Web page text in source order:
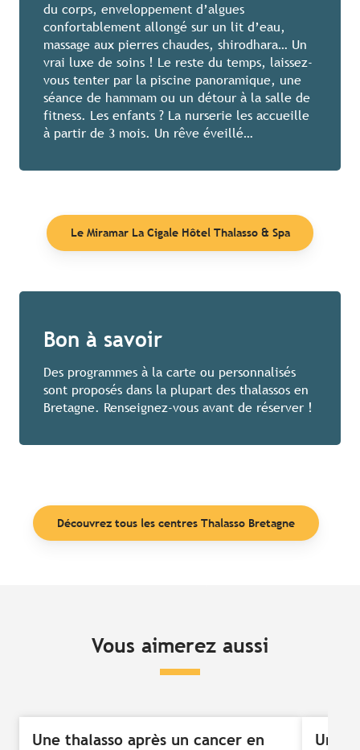
du corps, enveloppement d’algues
confortablement allongé sur un lit d’eau,
massage aux pierres chaudes, shirodhara… Un
vrai luxe de soins ! Le reste du temps, laissez-
vous tenter par la piscine panoramique, une
séance de hammam ou un détour à la salle de
fitness. Les enfants ? La nurserie les accueille
à partir de 3 mois. Un rêve éveillé…
Le Miramar La Cigale Hôtel Thalasso & Spa
Bon à savoir
Des programmes à la carte ou personnalisés
sont proposés dans la plupart des thalassos en
Bretagne. Renseignez-vous avant de réserver !
Découvrez tous les centres Thalasso Bretagne
Vous aimerez aussi
Une thalasso après un cancer en
Une